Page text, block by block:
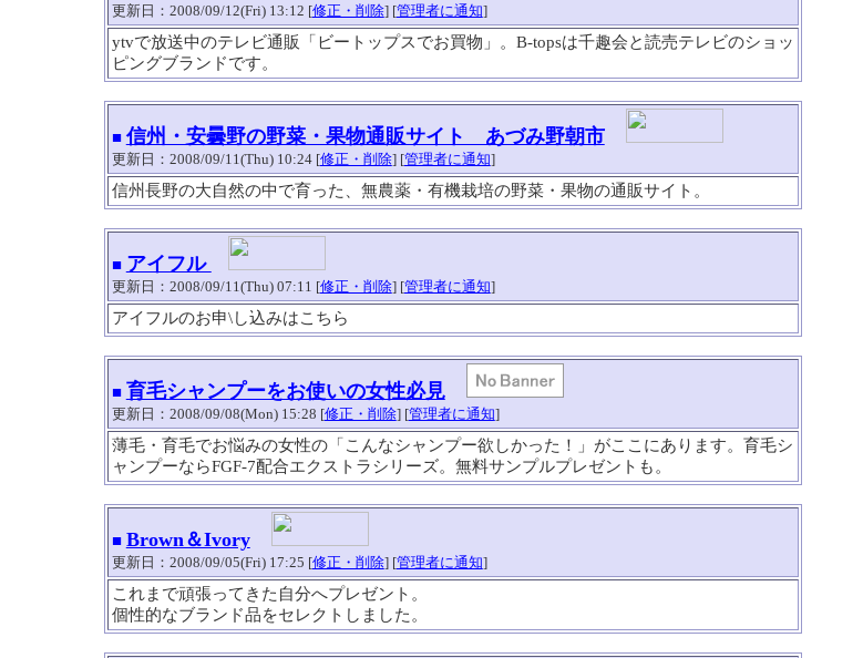
更新日：2008/09/12(Fri) 13:12 [修正・削除] [管理者に通知]
ytvで放送中のテレビ通販「ビートップスでお買物」。B-topsは千趣会と読売テレビのショッ
ピングブランドです。
■ 信州・安曇野の野菜・果物通販サイト あづみ野朝市
更新日：2008/09/11(Thu) 10:24 [修正・削除] [管理者に通知]
信州長野の大自然の中で育った、無農薬・有機栽培の野菜・果物の通販サイト。
■ アイフル
更新日：2008/09/11(Thu) 07:11 [修正・削除] [管理者に通知]
アイフルのお申\し込みはこちら
■ 育毛シャンプーをお使いの女性必見
更新日：2008/09/08(Mon) 15:28 [修正・削除] [管理者に通知]
薄毛・育毛でお悩みの女性の「こんなシャンプー欲しかった！」がここにあります。育毛シ
ャンプーならFGF-7配合エクストラシリーズ。無料サンプルプレゼントも。
■ Brown＆Ivory
更新日：2008/09/05(Fri) 17:25 [修正・削除] [管理者に通知]
これまで頑張ってきた自分へプレゼント。
個性的なブランド品をセレクトしました。